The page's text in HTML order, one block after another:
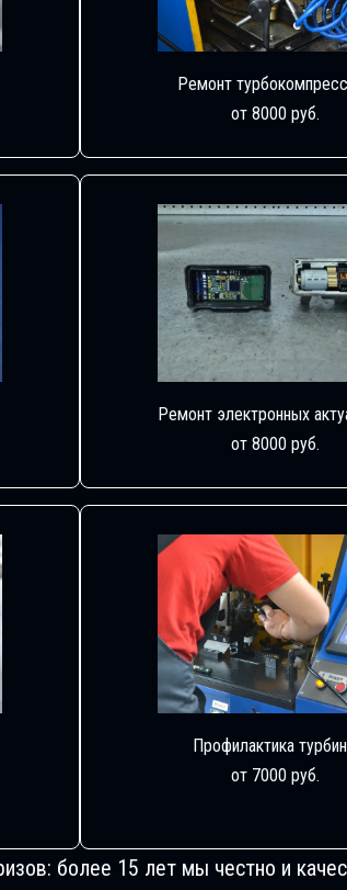
Ремонт
от 8000 руб.
Ремонт электронных
от 8000 руб.
Профилактика
от 7000 руб.
более 15 лет мы честно и